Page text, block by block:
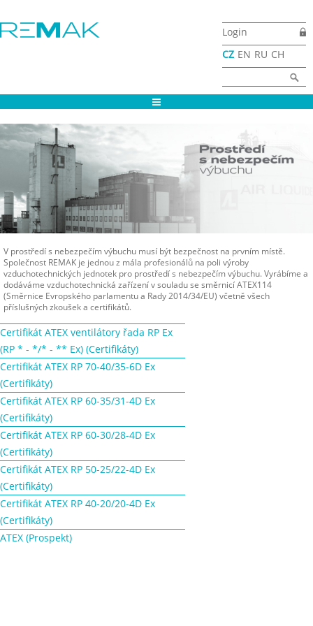
Login
CZ EN RU CH
V prostředí s nebezpečím výbuchu musí být bezpečnost na prvním místě.
Společnost REMAK je jednou z mála profesionálů na poli výroby
vzduchotechnických jednotek pro prostředí s nebezpečím výbuchu. Vyrábíme a
dodáváme vzduchotechnická zařízení v souladu se směrnicí ATEX114
(Směrnice Evropského parlamentu a Rady 2014/34/EU) včetně všech
příslušných zkoušek a certifikátů.
Certifikát ATEX ventilátory řada RP Ex
(RP * - */* - ** Ex) (Certifikáty)
Certifikát ATEX RP 70-40/35-6D Ex
(Certifikáty)
Certifikát ATEX RP 60-35/31-4D Ex
(Certifikáty)
Certifikát ATEX RP 60-30/28-4D Ex
(Certifikáty)
Certifikát ATEX RP 50-25/22-4D Ex
(Certifikáty)
Certifikát ATEX RP 40-20/20-4D Ex
(Certifikáty)
ATEX (Prospekt)